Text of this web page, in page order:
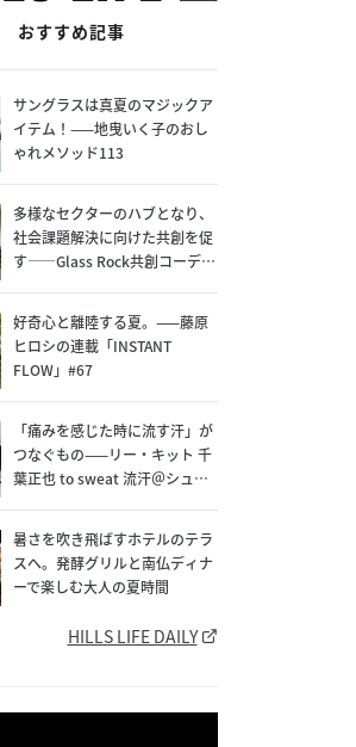
おすすめ記事
サングラスは真夏のマジックア
イテム！——地曳いく子のおし
ゃれメソッド113
多様なセクターのハブとなり、
社会課題解決に向けた共創を促
す——Glass Rock共創コーディ
好奇心と離陸する夏。——藤原
ヒロシの連載「INSTANT
FLOW」#67
「痛みを感じた時に流す汗」が
つなぐもの——リー・キット 千
葉正也 to sweat 流汗＠シュウ
暑さを吹き飛ばすホテルのテラ
スへ。発酵グリルと南仏ディナ
ーで楽しむ大人の夏時間
HILLS LIFE DAILY